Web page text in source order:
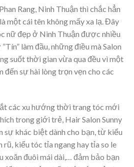
Rang, Ninh Thuận thì chắc hẳn
một cái tên không mấy xa lạ. Đây
nữ đẹp ở Ninh Thuận được nhiều
làm đầu, những điều mà Salon
suốt thời gian vừa qua đều vì một
đến sự hài lòng trọn vẹn cho các
các xu hướng thời trang tóc mới
trong giới trẻ, Hair Salon Sunny
sự khác biệt dành cho bạn, từ kiểu
kiểu tóc tỉa ngang hay tỉa so le
xoăn đuôi mái dài,… đảm bảo bạn